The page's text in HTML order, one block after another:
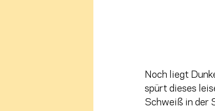
Noch liegt
spürt dieses
Schweiß in der